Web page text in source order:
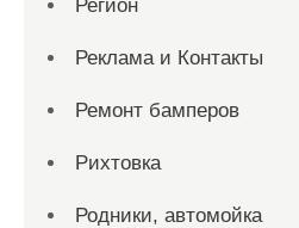
Регион
Реклама и Контакты
Ремонт бамперов
Рихтовка
Родники, автомойка